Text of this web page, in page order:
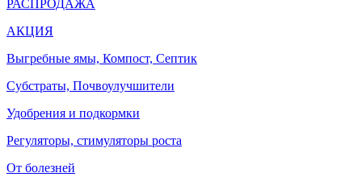
РАСПРОДАЖА
АКЦИЯ
Выгребные ямы, Компост, Септик
Субстраты, Почвоулучшители
Удобрения и подкормки
Регуляторы, стимуляторы роста
От болезней